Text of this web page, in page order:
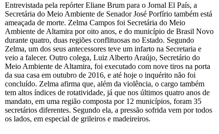
Entrevistada pela repórter Eliane Brum para o Jornal El País, a
Secretária do Meio Ambiente de Senador José Porfírio também está
ameaçada de morte. Zelma Campos foi Secretária do Meio
Ambiente de Altamira por oito anos, e do município de Brasil Novo
durante quatro, duas regiões conflituosas no Estado. Segundo
Zelma, um dos seus antecessores teve um infarto na Secretaria e
veio a falecer. Outro colega, Luiz Alberto Araújo, Secretário do
Meio Ambiente de Altamira, foi executado com nove tiros na porta
da sua casa em outubro de 2016, e até hoje o inquérito não foi
concluído. Zelma afirma que, além da violência, o cargo também
tem altos índices de rotatividade, já que nos últimos quatro anos de
mandato, em uma região composta por 12 municípios, foram 35
secretários diferentes. Segundo ela, a pressão sofrida vem por todos
os lados, em especial de grileiros e madeireiros.